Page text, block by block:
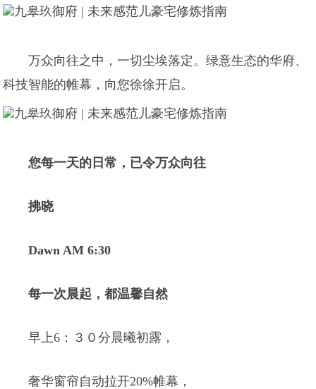
万众向往之中，一切尘埃落定。绿意生态的华府、
科技智能的帷幕，向您徐徐开启。
您每一天的日常，已令万众向往
拂晓
Dawn AM 6:30
每一次晨起，都温馨自然
早上6：３０分晨曦初露，
奢华窗帘自动拉开20%帷幕，